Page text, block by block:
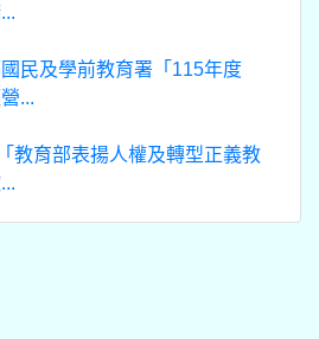
國民及學前教育署「115年度
...
教育部表揚人權及轉型正義教